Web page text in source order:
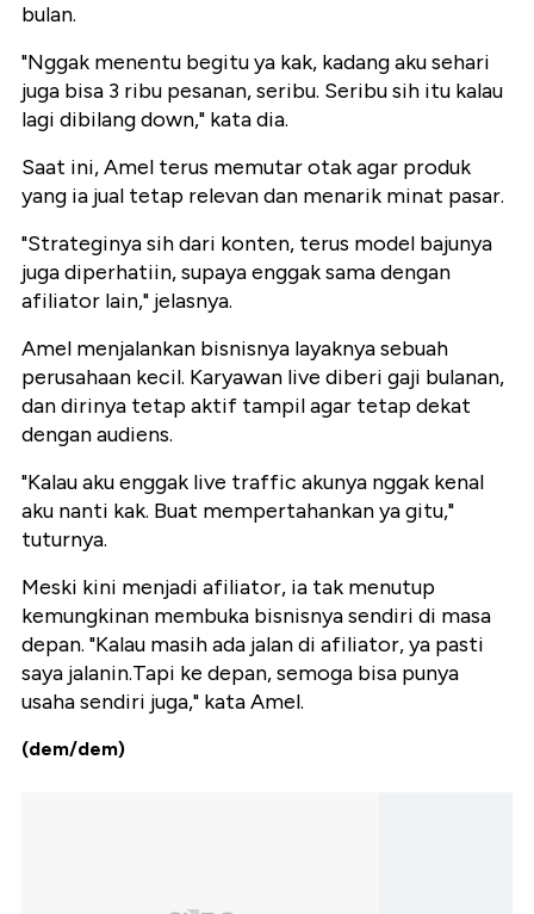
bulan.
"Nggak menentu begitu ya kak, kadang aku sehari
juga bisa 3 ribu pesanan, seribu. Seribu sih itu kalau
lagi dibilang down," kata dia.
Saat ini, Amel terus memutar otak agar produk
yang ia jual tetap relevan dan menarik minat pasar.
"Strateginya sih dari konten, terus model bajunya
juga diperhatiin, supaya enggak sama dengan
afiliator lain," jelasnya.
Amel menjalankan bisnisnya layaknya sebuah
perusahaan kecil. Karyawan live diberi gaji bulanan,
dan dirinya tetap aktif tampil agar tetap dekat
dengan audiens.
"Kalau aku enggak live traffic akunya nggak kenal
aku nanti kak. Buat mempertahankan ya gitu,"
tuturnya.
Meski kini menjadi afiliator, ia tak menutup
kemungkinan membuka bisnisnya sendiri di masa
depan. "Kalau masih ada jalan di afiliator, ya pasti
saya jalanin.Tapi ke depan, semoga bisa punya
usaha sendiri juga," kata Amel.
(dem/dem)